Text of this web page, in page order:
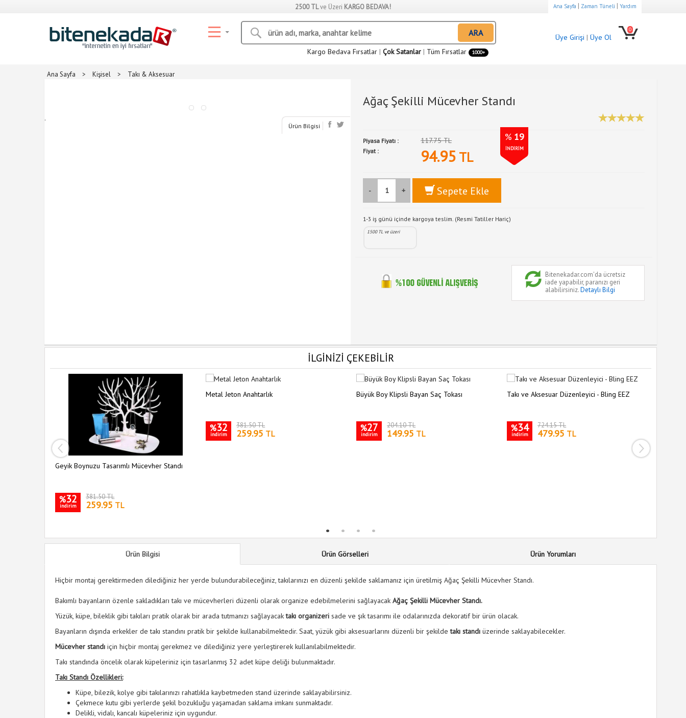
2500 TLve Üzeri KARGO BEDAVA! Ana Sayfa | Zaman Tüneli | Yardım
ARA
Kargo Bedava Fırsatlar | Çok Satanlar | Tüm Fırsatlar 1000+
Üye Girişi | Üye Ol
0
Ana Sayfa > Kişisel > Takı & Aksesuar
.
Ürün Bilgisi
Ağaç Şekilli Mücevher Standı
Piyasa Fiyatı : 117.75 TL % 19
İNDİRİM
Fiyat : 94.95 TL
- + Sepete Ekle
1-3 iş günü içinde kargoya teslim. (Resmi Tatiller Hariç)
1500 TL ve üzeri
Bitenekadar.com'da ücretsiz
iade yapabilir, paranızı geri
alabilirsiniz.Detaylı Bilgi
İLGİNİZİ ÇEKEBİLİR
Geyik Boynuzu Tasarımlı Mücevher Standı
%32
indirim
381.50 TL
259.95 TL
Metal Jeton Anahtarlık
%32
indirim
381.50 TL
259.95 TL
Büyük Boy Klipsli Bayan Saç Tokası
%27
indirim
204.10 TL
149.95 TL
Takı ve Aksesuar Düzenleyici - Bling EEZ
%34
indirim
724.15 TL
479.95 TL
Ürün Bilgisi Ürün Görselleri Ürün Yorumları
Hiçbir montaj gerektirmeden dilediğiniz her yerde bulundurabileceğiniz, takılarınızı en düzenli şekilde saklamanız için üretilmiş Ağaç Şekilli Mücevher Standı.
Bakımlı bayanların özenle sakladıkları takı ve mücevherleri düzenli olarak organize edebilmelerini sağlayacak Ağaç Şekilli Mücevher Standı.
Yüzük, küpe, bileklik gibi takıları pratik olarak bir arada tutmanızı sağlayacaktakı organizeri sade ve şık tasarımı ile odalarınızda dekoratif bir ürün olacak.
Bayanların dışında erkekler de takı standını pratik bir şekilde kullanabilmektedir. Saat, yüzük gibi aksesuarlarını düzenli bir şekildetakı standı üzerinde saklayabilecekler.
Mücevher standı için hiçbir montaj gerekmez ve dilediğiniz yere yerleştirerek kullanılabilmektedir.
Takı standında öncelik olarak küpeleriniz için tasarlanmış 32 adet küpe deliği bulunmaktadır.
Takı Standı Özellikleri:
Küpe, bilezik, kolye gibi takılarınızı rahatlıkla kaybetmeden stand üzerinde saklayabilirsiniz.
Çekmece kutu gibi yerlerde şekil bozukluğu yaşamadan saklama imkanı sunmaktadır.
Delikli, vidalı, kancalı küpeleriniz için uygundur.